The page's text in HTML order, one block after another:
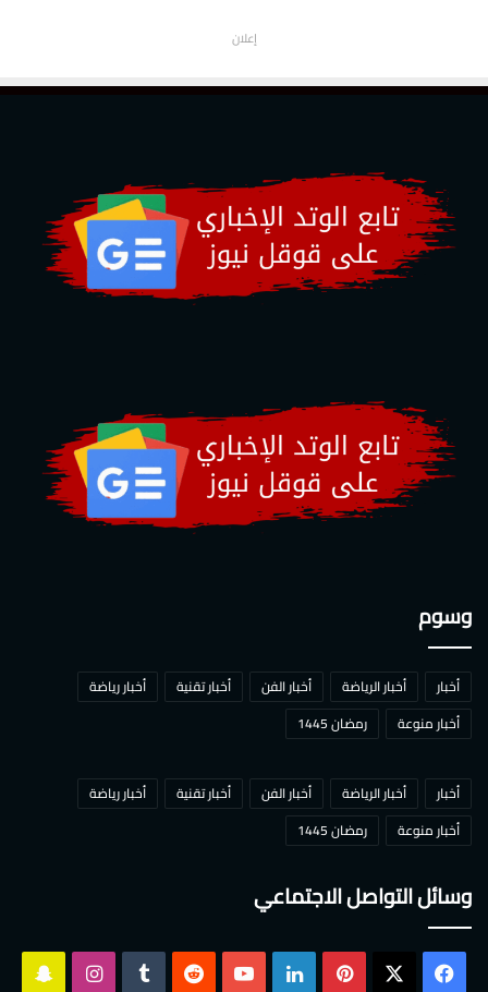
إعلان
وسوم
أخبار أخبار الرياضة أخبار الفن أخبار تقنية
أخبار رياضة
أخبار منوعة
رمضان 1445
أخبار أخبار الرياضة أخبار الفن أخبار تقنية
أخبار رياضة
أخبار منوعة
رمضان 1445
وسائل التواصل الاجتماعي
فيسبوك بينتيريست لينكدإن ‫YouTube انستقرام